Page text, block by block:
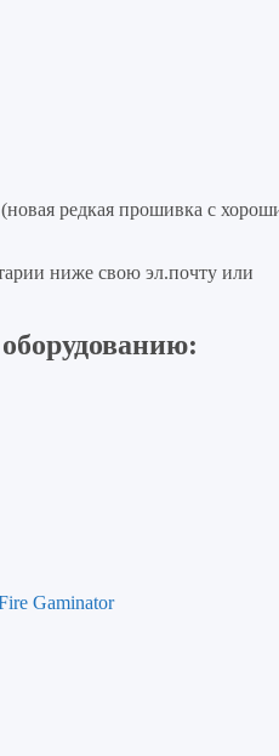
редкая прошивка с
ниже свою эл.почту или
Gaminator